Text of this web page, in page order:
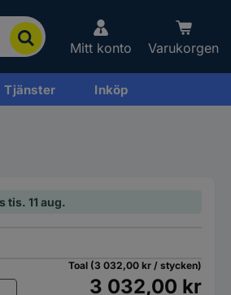
Mitt konto Varukorgen
Tjänster Inköp
tis. 11 aug.
Toal (3 032,00 kr / stycken)
3 032,00 kr